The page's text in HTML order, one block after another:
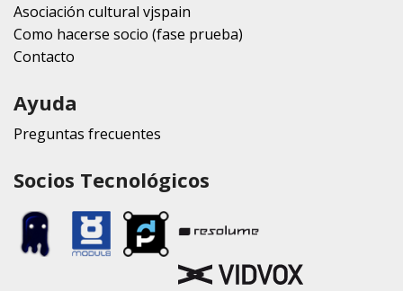
Asociación cultural vjspain
Como hacerse socio (fase prueba)
Contacto
Ayuda
Preguntas frecuentes
Socios Tecnológicos